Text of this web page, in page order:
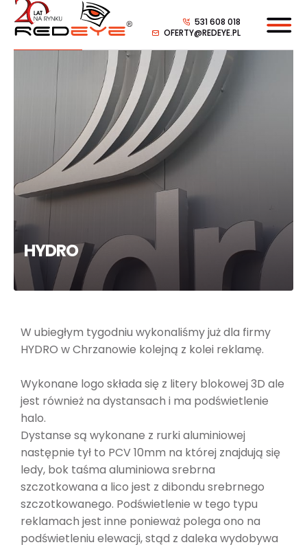
531 608 018
OFERTY@REDEYE.PL
HYDRO
W ubiegłym tygodniu wykonaliśmy już dla firmy
HYDRO w Chrzanowie kolejną z kolei reklamę.
Wykonane logo składa się z litery blokowej 3D ale
jest również na dystansach i ma podświetlenie
halo.
Dystanse są wykonane z rurki aluminiowej
następnie tył to PCV 10mm na której znajdują się
ledy, bok taśma aluminiowa srebrna
szczotkowana a lico jest z dibondu srebrnego
szczotkowanego. Podświetlenie w tego typu
reklamach jest inne ponieważ polega ono na
podświetleniu elewacji, stąd z daleka wydobywa